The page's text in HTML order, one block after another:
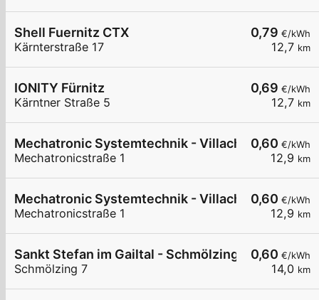
0,79 €/kWh
12,7 km
Shell Fuernitz CTX
Kärnterstraße 17
0,69 €/kWh
12,7 km
IONITY Fürnitz
Kärntner Straße 5
0,60 €/kWh
12,9 km
Mechatronic Systemtechnik - Villach
Mechatronicstraße 1
0,60 €/kWh
12,9 km
Mechatronic Systemtechnik - Villach
Mechatronicstraße 1
0,60 €/kWh
14,0 km
Sankt Stefan im Gailtal - Schmölzing - Gemeinde
Schmölzing 7